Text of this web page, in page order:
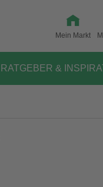
Mein Markt
RATGEBER &